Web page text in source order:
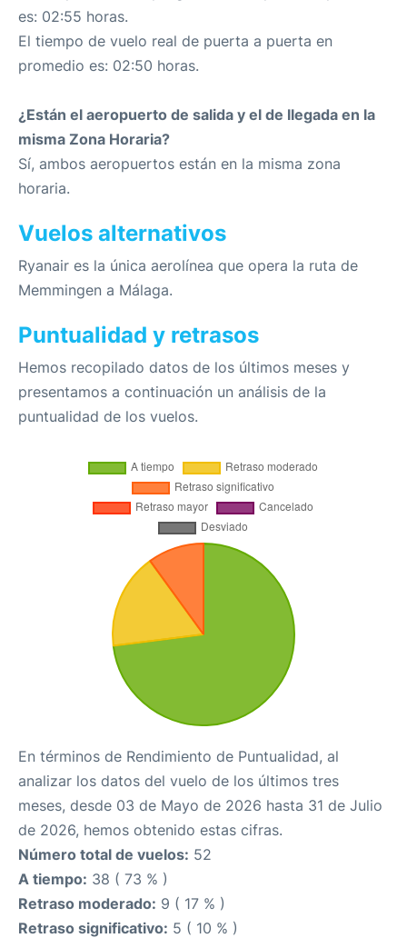
es: 02:55 horas.
El tiempo de vuelo real de puerta a puerta en
promedio es: 02:50 horas.
¿Están el aeropuerto de salida y el de llegada en la
misma Zona Horaria?
Sí, ambos aeropuertos están en la misma zona
horaria.
Vuelos alternativos
Ryanair es la única aerolínea que opera la ruta de
Memmingen a Málaga.
Puntualidad y retrasos
Hemos recopilado datos de los últimos meses y
presentamos a continuación un análisis de la
puntualidad de los vuelos.
En términos de Rendimiento de Puntualidad, al
analizar los datos del vuelo de los últimos tres
meses, desde 03 de Mayo de 2026 hasta 31 de Julio
de 2026, hemos obtenido estas cifras.
Número total de vuelos: 52
A tiempo: 38 ( 73 % )
Retraso moderado: 9 ( 17 % )
Retraso significativo: 5 ( 10 % )